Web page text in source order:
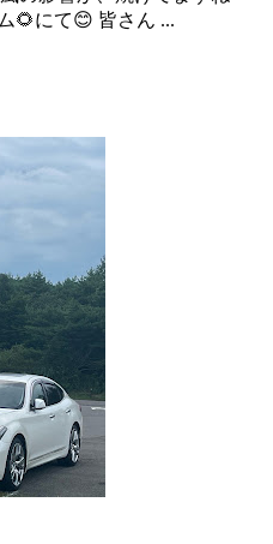
🌻にて😊 皆さん ...